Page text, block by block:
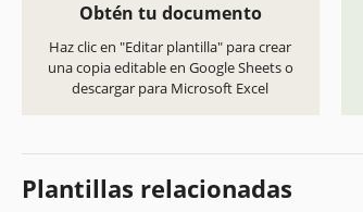
Obtén tu documento
Haz clic en "Editar plantilla" para crear
una copia editable en Google Sheets o
descargar para Microsoft Excel
Plantillas relacionadas